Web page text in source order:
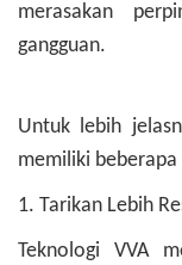
merasakan
gangguan.
Untuk lebih
memiliki beberapa
1. Tarikan Lebih
Teknologi VVA